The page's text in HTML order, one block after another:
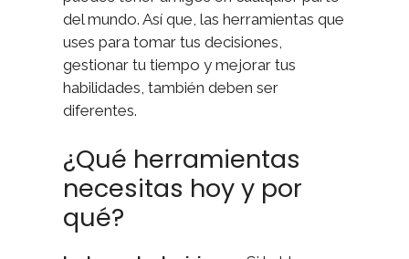
del mundo. Así que, las herramientas que
uses para tomar tus decisiones,
gestionar tu tiempo y mejorar tus
habilidades, también deben ser
diferentes.
¿Qué herramientas
necesitas hoy y por
qué?